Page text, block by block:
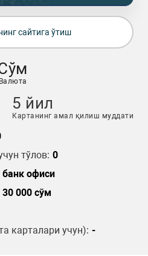
сайтига ўтиш
Валюта
5 йил
Картанинг амал қилиш муддати
тўлов: 0
банк офиси
30 000 сўм
карталари учун): -